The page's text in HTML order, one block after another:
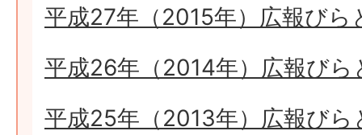
平成27年（2015年）広報びら
平成26年（2014年）広報びら
平成25年（2013年）広報びら